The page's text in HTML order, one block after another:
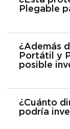
Plegable
¿Además
Portátil y
posible
¿Cuánto
podría